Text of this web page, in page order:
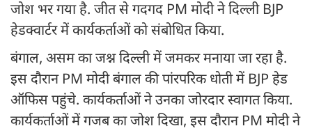
जोश भर गया है. जीत से गदगद PM मोदी ने दिल्ली BJP
हेडक्वार्टर में कार्यकर्ताओं को संबोधित किया.
बंगाल, असम का जश्न दिल्ली में जमकर मनाया जा रहा है.
इस दौरान PM मोदी बंगाल की पांरपरिक धोती में BJP हेड
ऑफिस पहुंचे. कार्यकर्ताओं ने उनका जोरदार स्वागत किया.
कार्यकर्ताओं में गजब का जोश दिखा, इस दौरान PM मोदी ने